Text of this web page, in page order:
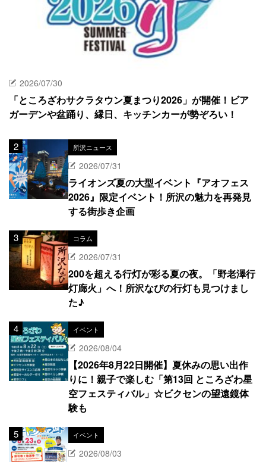
2026/07/30
「ところざわサクラタウン夏まつり2026」が開催！ビア
ガーデンや盆踊り、縁日、キッチンカーが勢ぞろい！
所沢ニュース
2026/07/31
ライオンズ夏の大型イベント『アオフェス
2026』限定イベント！所沢の魅力を再発見
する街歩き企画
コラム
2026/07/31
200を超える行灯が彩る夏の夜。「野老澤行
灯廊火」へ！所沢なびの行灯も見つけまし
た♪
イベント
2026/08/04
【2026年8月22日開催】夏休みの思い出作
りに！親子で楽しむ「第13回 ところざわ星
空フェスティバル」☆ビクセンの望遠鏡体
験も
イベント
2026/08/03